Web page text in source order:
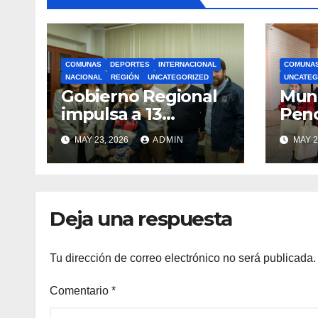
COMUNAS DEPORTES
INTERNACIONAL
NACIONAL
REGIÓN UNCATEGORIZED
Gobierno Regional
impulsa a 13
deportistas que
llevarán la bandera
maulina a
MAY 23, 2026 ADMIN MAY
Deja una respuesta
Tu dirección de correo electrónico no será publicada.
Comentario *